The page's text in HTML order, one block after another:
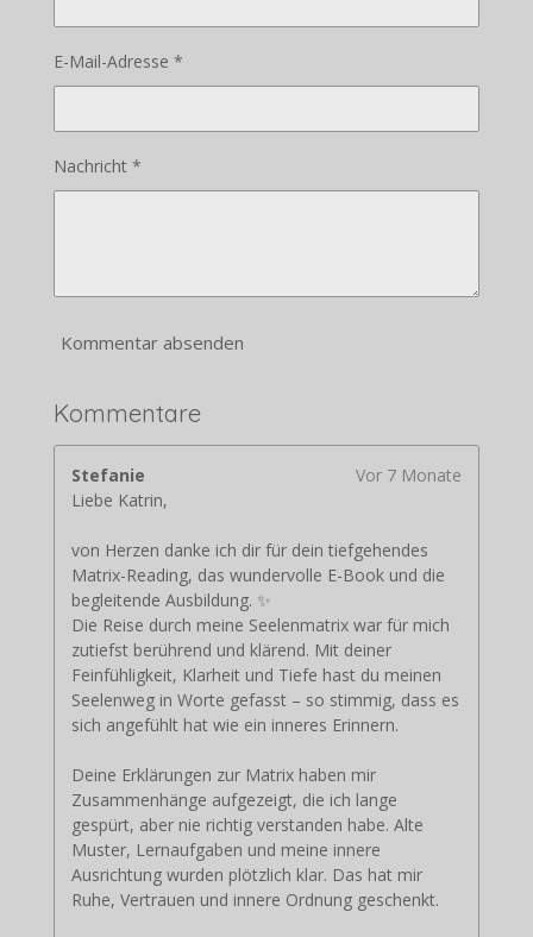
E-Mail-Adresse *
Nachricht *
Kommentar absenden
Kommentare
Stefanie
Vor 7 Monate
Liebe Katrin,
von Herzen danke ich dir für dein tiefgehendes
Matrix-Reading, das wundervolle E-Book und die
begleitende Ausbildung. ✨
Die Reise durch meine Seelenmatrix war für mich
zutiefst berührend und klärend. Mit deiner
Feinfühligkeit, Klarheit und Tiefe hast du meinen
Seelenweg in Worte gefasst – so stimmig, dass es
sich angefühlt hat wie ein inneres Erinnern.
Deine Erklärungen zur Matrix haben mir
Zusammenhänge aufgezeigt, die ich lange
gespürt, aber nie richtig verstanden habe. Alte
Muster, Lernaufgaben und meine innere
Ausrichtung wurden plötzlich klar. Das hat mir
Ruhe, Vertrauen und innere Ordnung geschenkt.